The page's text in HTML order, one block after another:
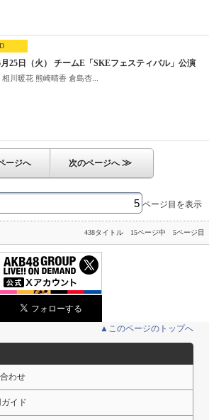
月25日（火） チームE「SKEフェスティバル」公演
川暖花 熊崎晴香 倉島杏...
ージへ 次のページへ≫
ページ目を表示
438タイトル 15ページ中 5ページ目
▲このページのトップへ
わせ
イド